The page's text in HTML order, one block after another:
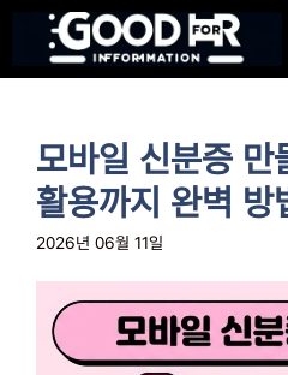
츠
모바일 신분증 만
활용까지 완벽 방
2026년 06월 11일